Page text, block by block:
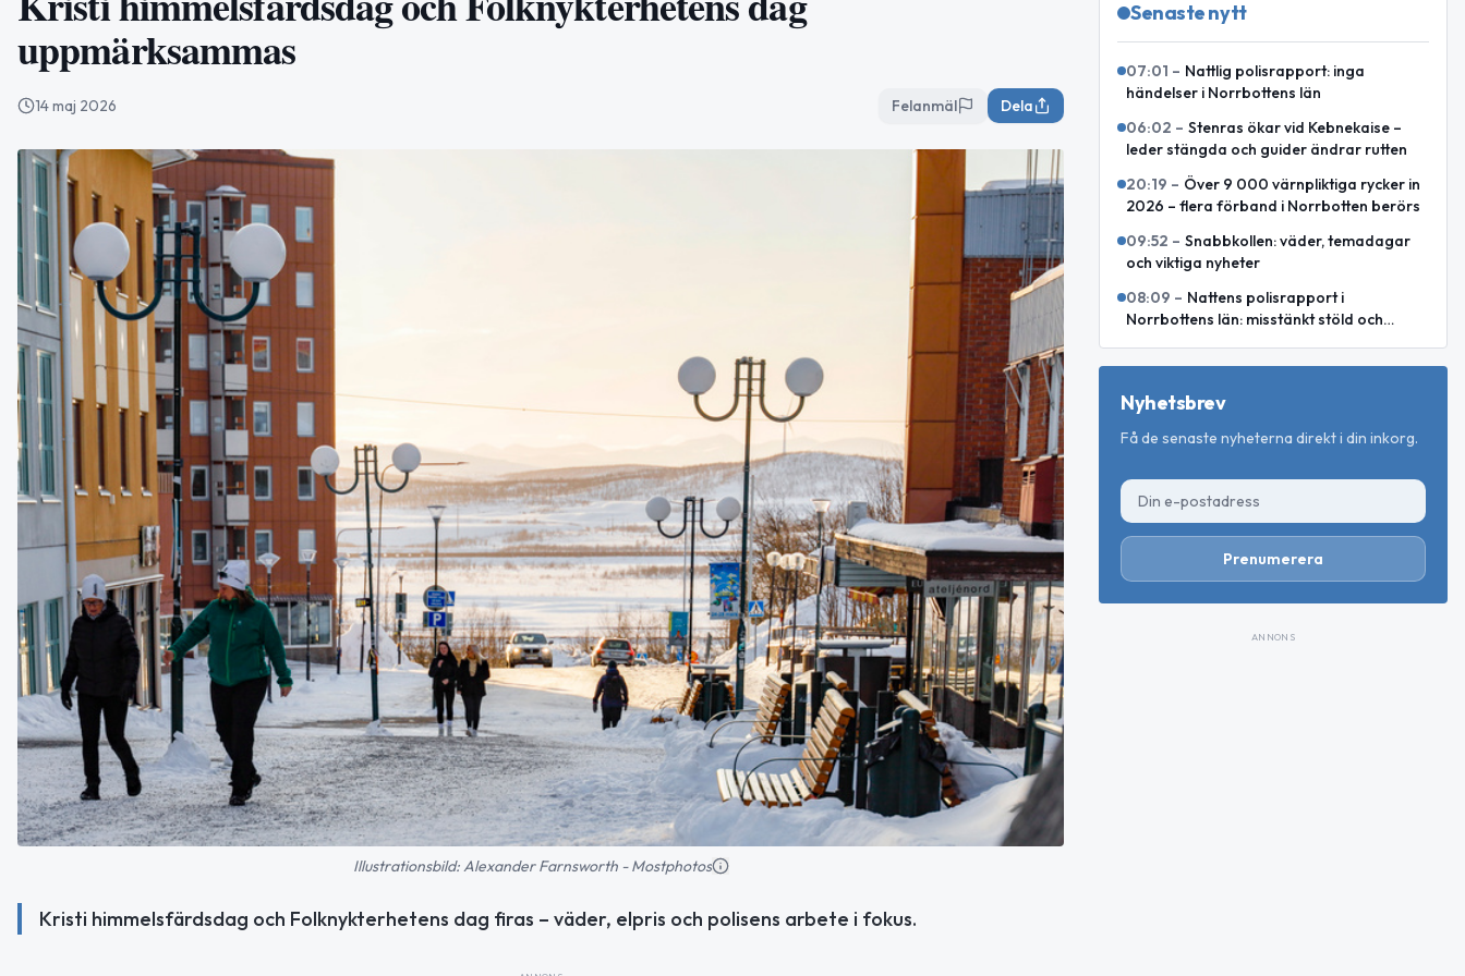
uppmärksammas
14 maj 2026 Felanmäl Dela
Illustrationsbild: Alexander Farnsworth - Mostphotos
Kristi himmelsfärdsdag och Folknykterhetens dag firas – väder, elpris och polisens arbete i fokus.
Senaste nytt
07:01 – Nattlig polisrapport: inga
händelser i Norrbottens län
06:02 – Stenras ökar vid Kebnekaise –
leder stängda och guider ändrar rutten
20:19 – Över 9 000 värnpliktiga rycker in
2026 – flera förband i Norrbotten berörs
09:52 – Snabbkollen: väder, temadagar
och viktiga nyheter
08:09 – Nattens polisrapport i
Norrbottens län: misstänkt stöld och
Nyhetsbrev
Få de senaste nyheterna direkt i din inkorg.
Prenumerera
ANNONS